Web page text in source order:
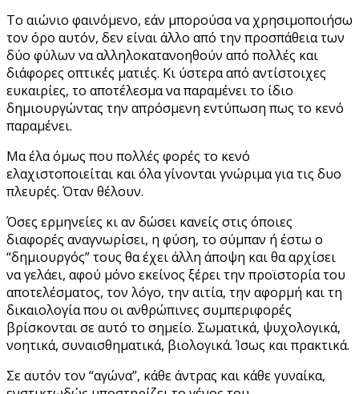
Το αιώνιο φαινόμενο, εάν μπορούσα να χρησιμοποιήσω
τον όρο αυτόν, δεν είναι άλλο από την προσπάθεια των
δύο φύλων να αλληλοκατανοηθούν από πολλές και
διάφορες οπτικές ματιές. Κι ύστερα από αντίστοιχες
ευκαιρίες, το αποτέλεσμα να παραμένει το ίδιο
δημιουργώντας την απρόσμενη εντύπωση πως το κενό
παραμένει.
Μα έλα όμως που πολλές φορές το κενό
ελαχιστοποιείται και όλα γίνονται γνώριμα για τις δυο
πλευρές. Όταν θέλουν.
Όσες ερμηνείες κι αν δώσει κανείς στις όποιες
διαφορές αναγνωρίσει, η φύση, το σύμπαν ή έστω ο
“δημιουργός” τους θα έχει άλλη άποψη και θα αρχίσει
να γελάει, αφού μόνο εκείνος ξέρει την προϊστορία του
αποτελέσματος, τον λόγο, την αιτία, την αφορμή και τη
δικαιολογία που οι ανθρώπινες συμπεριφορές
βρίσκονται σε αυτό το σημείο. Σωματικά, ψυχολογικά,
νοητικά, συναισθηματικά, βιολογικά. Ίσως και πρακτικά.
Σε αυτόν τον “αγώνα”, κάθε άντρας και κάθε γυναίκα,